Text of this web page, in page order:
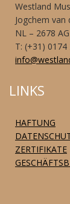
Westland
Jogchem
NL – 2678
T: (+31)
LINKS
HAFTUNG
ZERTIFIKATE